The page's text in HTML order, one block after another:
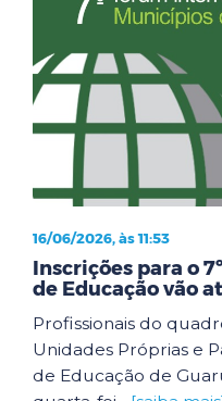
16/06/2026, às 11:53
Inscrições para o
de Educação vão
Profissionais do
Unidades Próprias e
de Educação de